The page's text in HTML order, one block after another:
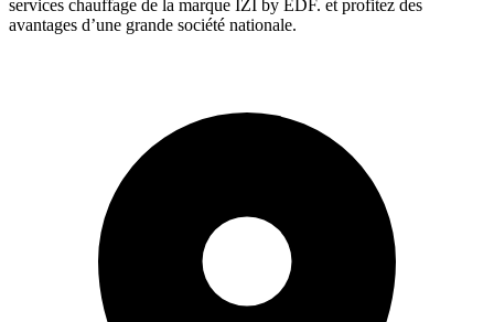
services chauffage de la marque IZI by EDF. et profitez des
avantages d’une grande société nationale.